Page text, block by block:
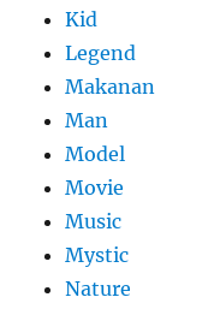
Kid
Legend
Makanan
Man
Model
Movie
Music
Mystic
Nature